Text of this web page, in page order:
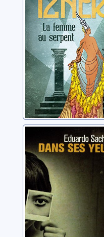
Izner, Claude
Dans ses yeux
Sacheri, Eduardo